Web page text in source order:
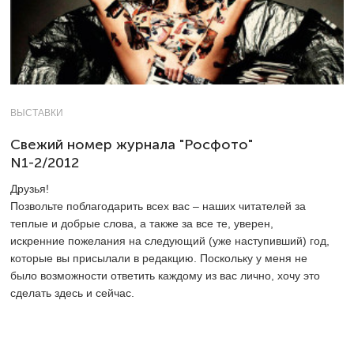
ВЫСТАВКИ
Свежий номер журнала "Росфото"
N1-2/2012
Друзья!
Позвольте поблагодарить всех вас – наших читателей за
теплые и добрые слова, а также за все те, уверен,
искренние пожелания на следующий (уже наступивший) год,
которые вы присылали в редакцию. Поскольку у меня не
было возможности ответить каждому из вас лично, хочу это
сделать здесь и сейчас.